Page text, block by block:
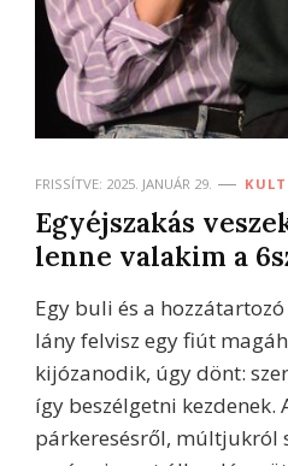
FRISSÍTVE: 2025. JANUÁR 29.
Egyéjszakás
lenne valakim a
Egy buli és a
lány felvisz egy fiút
kijózanodik, úgy dönt:
így beszélgetni kezdenek.
párkeresésről, múltjukról